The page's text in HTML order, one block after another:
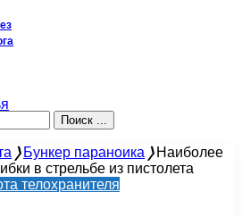
Поиск ...
❭ Бункер параноика ❭ Наиболее
в стрельбе из пистолета
телохранителя